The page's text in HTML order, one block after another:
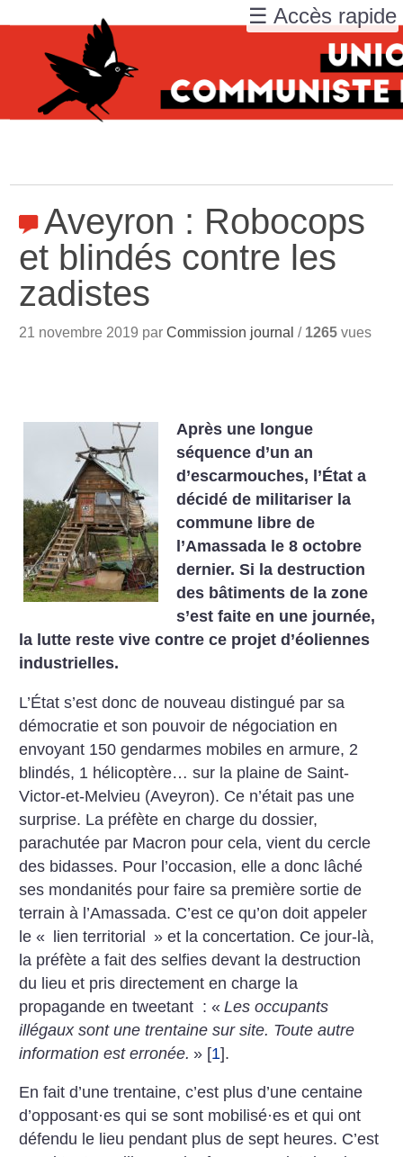
Aveyron : Robocops
et blindés contre les
zadistes
21 novembre 2019 parCommission journal / 1265 vues
Après une longue
séquence d’un an
d’escarmouches, l’État a
décidé de militariser la
commune libre de
l’Amassada le 8 octobre
dernier. Si la destruction
des bâtiments de la zone
s’est faite en une journée,
la lutte reste vive contre ce projet d’éoliennes
industrielles.
L’État s’est donc de nouveau distingué par sa
démocratie et son pouvoir de négociation en
envoyant 150 gendarmes mobiles en armure, 2
blindés, 1 hélicoptère… sur la plaine de Saint-
Victor-et-Melvieu (Aveyron). Ce n’était pas une
surprise. La préfète en charge du dossier,
parachutée par Macron pour cela, vient du cercle
des bidasses. Pour l’occasion, elle a donc lâché
ses mondanités pour faire sa première sortie de
terrain à l’Amassada. C’est ce qu’on doit appeler
le « lien territorial » et la concertation. Ce jour-là,
la préfète a fait des selfies devant la destruction
du lieu et pris directement en charge la
propagande en tweetant : « Les occupants
illégaux sont une trentaine sur site. Toute autre
information est erronée. » [1].
En fait d’une trentaine, c’est plus d’une centaine
d’opposant·es qui se sont mobilisé·es et qui ont
défendu le lieu pendant plus de sept heures. C’est
☰ Accès rapide